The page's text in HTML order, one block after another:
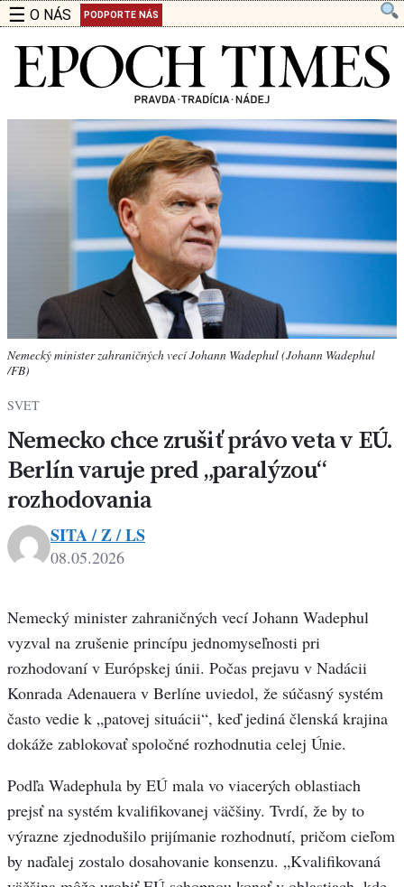
☰ O NÁS PODPORTE NÁS
Nemecký minister zahraničných vecí Johann Wadephul (Johann Wadephul
/FB)
SVET
Nemecko chce zrušiť právo veta v EÚ.
Berlín varuje pred „paralýzou“
rozhodovania
SITA / Z / LS
08.05.2026
Nemecký minister zahraničných vecí Johann Wadephul
vyzval na zrušenie princípu jednomyseľnosti pri
rozhodovaní v Európskej únii. Počas prejavu v Nadácii
Konrada Adenauera v Berlíne uviedol, že súčasný systém
často vedie k „patovej situácii“, keď jediná členská krajina
dokáže zablokovať spoločné rozhodnutia celej Únie.
Podľa Wadephula by EÚ mala vo viacerých oblastiach
prejsť na systém kvalifikovanej väčšiny. Tvrdí, že by to
výrazne zjednodušilo prijímanie rozhodnutí, pričom cieľom
by naďalej zostalo dosahovanie konsenzu. „Kvalifikovaná